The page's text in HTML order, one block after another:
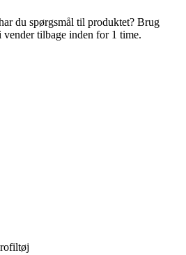
du spørgsmål til produktet? Brug
tilbage inden for 1 time.